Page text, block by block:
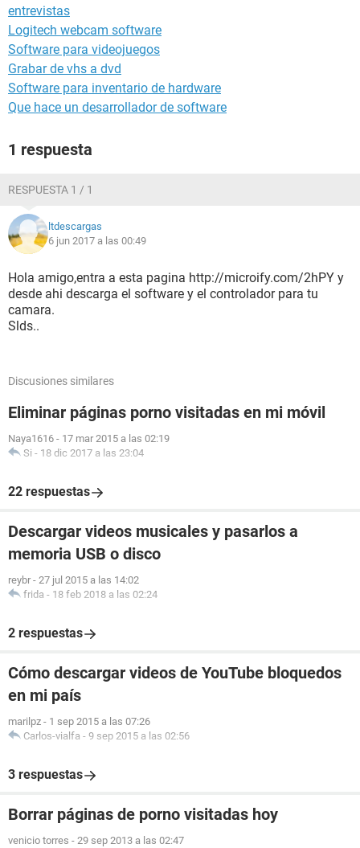
entrevistas
Logitech webcam software
Software para videojuegos
Grabar de vhs a dvd
Software para inventario de hardware
Que hace un desarrollador de software
1 respuesta
RESPUESTA 1 / 1
ltdescargas
6 jun 2017 a las 00:49
Hola amigo,entra a esta pagina http://microify.com/2hPY y
desde ahi descarga el software y el controlador para tu
camara.
Slds..
Discusiones similares
Eliminar páginas porno visitadas en mi móvil
Naya1616 - 17 mar 2015 a las 02:19
Si - 18 dic 2017 a las 23:04
22 respuestas
Descargar videos musicales y pasarlos a
memoria USB o disco
reybr - 27 jul 2015 a las 14:02
frida - 18 feb 2018 a las 02:24
2 respuestas
Cómo descargar videos de YouTube bloquedos
en mi país
marilpz - 1 sep 2015 a las 07:26
Carlos-vialfa - 9 sep 2015 a las 02:56
3 respuestas
Borrar páginas de porno visitadas hoy
venicio torres - 29 sep 2013 a las 02:47